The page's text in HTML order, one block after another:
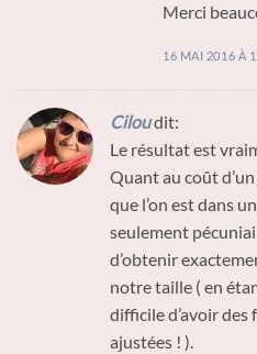
Merci
16 MAI 2016 À
Ciloudit:
Le résultat est
Quant au coût
que l’on est dans
seulement
d’obtenir
notre taille ( en
difficile d’avoir des
ajustées ! ).